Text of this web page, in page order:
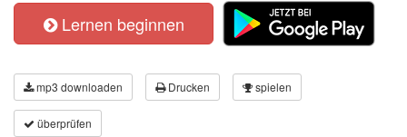
Lernen beginnen
mp3 downloaden Drucken spielen
überprüfen